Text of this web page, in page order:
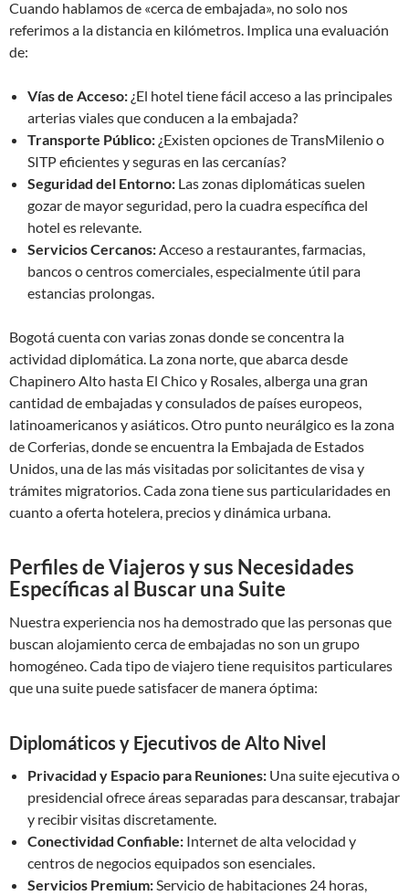
Cuando hablamos de «cerca de embajada», no solo nos
referimos a la distancia en kilómetros. Implica una evaluación
de:
Vías de Acceso: ¿El hotel tiene fácil acceso a las principales
arterias viales que conducen a la embajada?
Transporte Público: ¿Existen opciones de TransMilenio o
SITP eficientes y seguras en las cercanías?
Seguridad del Entorno: Las zonas diplomáticas suelen
gozar de mayor seguridad, pero la cuadra específica del
hotel es relevante.
Servicios Cercanos:Acceso a restaurantes, farmacias,
bancos o centros comerciales, especialmente útil para
estancias prolongas.
Bogotá cuenta con varias zonas donde se concentra la
actividad diplomática. La zona norte, que abarca desde
Chapinero Alto hasta El Chico y Rosales, alberga una gran
cantidad de embajadas y consulados de países europeos,
latinoamericanos y asiáticos. Otro punto neurálgico es la zona
de Corferias, donde se encuentra la Embajada de Estados
Unidos, una de las más visitadas por solicitantes de visa y
trámites migratorios. Cada zona tiene sus particularidades en
cuanto a oferta hotelera, precios y dinámica urbana.
Perfiles de Viajeros y sus Necesidades
Específicas al Buscar una Suite
Nuestra experiencia nos ha demostrado que las personas que
buscan alojamiento cerca de embajadas no son un grupo
homogéneo. Cada tipo de viajero tiene requisitos particulares
que una suite puede satisfacer de manera óptima:
Diplomáticos y Ejecutivos de Alto Nivel
Privacidad y Espacio para Reuniones: Una suite ejecutiva o
presidencial ofrece áreas separadas para descansar, trabajar
y recibir visitas discretamente.
Conectividad Confiable: Internet de alta velocidad y
centros de negocios equipados son esenciales.
Servicios Premium:Servicio de habitaciones 24 horas,